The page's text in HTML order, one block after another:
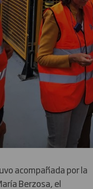
acompañada por la
Berzosa, el